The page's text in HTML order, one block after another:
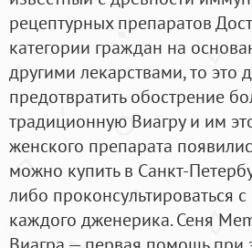
рецептурных препаратов
категории граждан на
другими лекарствами, то это
предотвратить обострение
традиционную Виагру и им
женского препарата
можно купить в Санкт-
либо проконсультироваться
каждого дженерика. Сеня